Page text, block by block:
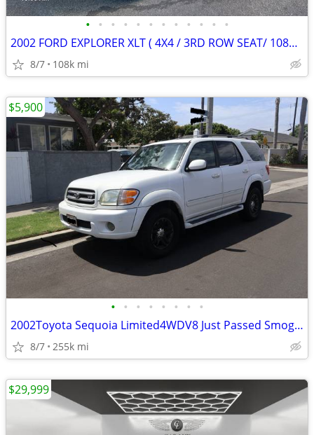
• • • • • • • • • • • •
2002 FORD EXPLORER XLT ( 4X4 / 3RD ROW SEAT/ 108K ORIGINAL MILES
8/7 108k mi
• • • • • • • •
2002Toyota Sequoia Limited4WDV8 Just Passed Smog–New Catalytic convert
8/7 255k mi
$5,900
$29,999